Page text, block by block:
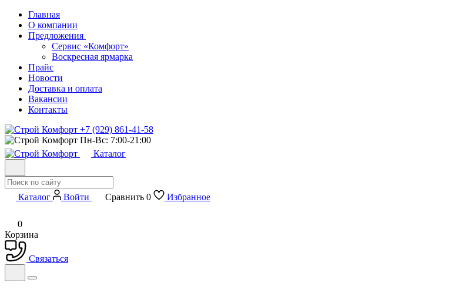
Главная
О компании
Предложения
Сервис «Комфорт»
Воскресная ярмарка
Прайс
Новости
Доставка и оплата
Вакансии
Контакты
+7 (929) 861-41-58
Пн-Вс: 7:00-21:00
Каталог
Каталог Войти Сравнить 0 Избранное
0
Корзина
Связаться